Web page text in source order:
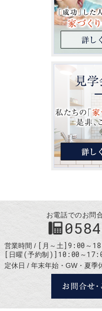
お電話でのお問
営業時間
[月～土]9:00～
[日曜(予約制)]10:00～
定休日 年末年始・GW・夏季